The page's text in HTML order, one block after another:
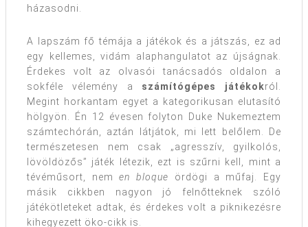
házasodni.
A lapszám fő témája a játékok és a játszás, ez ad
egy kellemes, vidám alaphangulatot az újságnak.
Érdekes volt az olvasói tanácsadós oldalon a
sokféle vélemény a számítógépes játékokról.
Megint horkantam egyet a kategorikusan elutasító
hölgyön. Én 12 évesen folyton Duke Nukemeztem
számtechórán, aztán látjátok, mi lett belőlem. De
természetesen nem csak „agresszív, gyilkolós,
lövöldözős” játék létezik, ezt is szűrni kell, mint a
tévéműsort, nemen bloque ördögi a műfaj. Egy
másik cikkben nagyon jó felnőtteknek szóló
játékötleteket adtak, és érdekes volt a piknikezésre
kihegyezett öko-cikk is.